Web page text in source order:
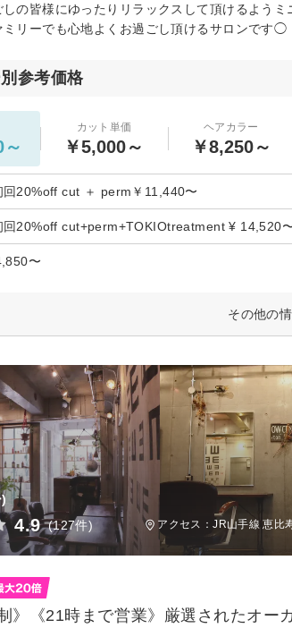
しの皆様にゆったりリラックスして頂けるよう
ミリーでも心地よくお過ごし頂けるサロンです◯
参考価格
カット単価
￥5,000～
ヘアカラー
￥8,250～
回20%off cut ＋ perm￥11,440〜
回20%off cut+perm+TOKIOtreatment ¥ 14,520
〜
その他の
4.9 (127件) アクセス：JR山手線 恵比
》《21時まで営業》厳選されたオ